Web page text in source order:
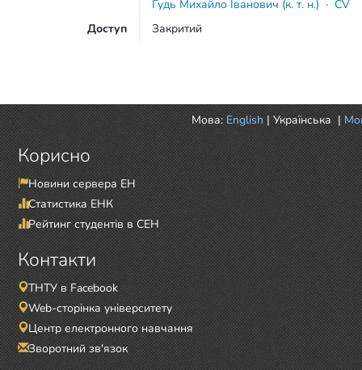
Гудь Михайло Іванович (к. т. н.) · CV
Доступ
Закритий
Мова: English | Українська |
Корисно
Новини сервера ЕН
Статистика ЕНК
Рейтинг студентів в СЕН
Контакти
ТНТУ в Facebook
Web-сторінка університету
Центр електронного навчання
Зворотний зв'язок